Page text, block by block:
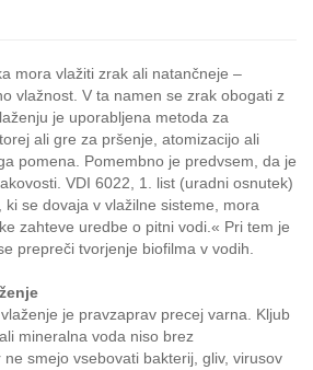
mora vlažiti zrak ali natančneje –
vlažnost. V ta namen se zrak obogati z
je uporabljena metoda za
ali gre za pršenje, atomizacijo ali
pomena. Pomembno je predvsem, da je
VDI 6022, 1. list (uradni osnutek)
ki se dovaja v vlažilne sisteme, mora
zahteve uredbe o pitni vodi.« Pri tem je
prepreči tvorjenje biofilma v vodih.
je pravzaprav precej varna. Kljub
mineralna voda niso brez
smejo vsebovati bakterij, gliv, virusov